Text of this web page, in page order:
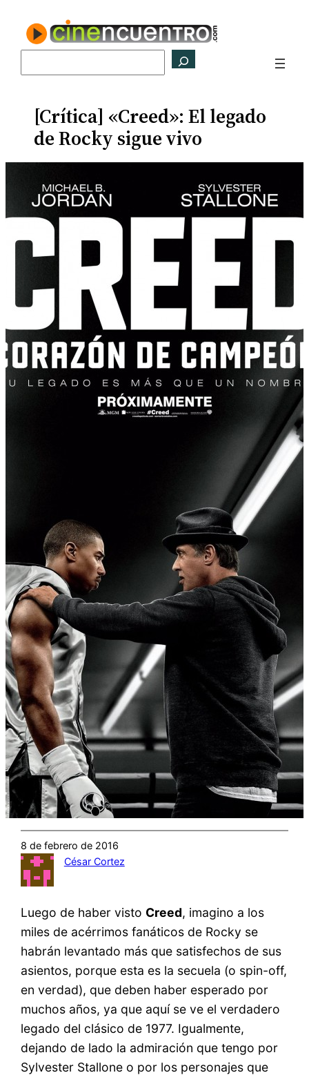
contenido
[Crítica] «Creed»: El legado
de Rocky sigue vivo
8 de febrero de 2016
César Cortez
Luego de haber visto Creed, imagino a los
miles de acérrimos fanáticos de Rocky se
habrán levantado más que satisfechos de sus
asientos, porque esta es la secuela (o spin-off,
en verdad), que deben haber esperado por
muchos años, ya que aquí se ve el verdadero
legado del clásico de 1977. Igualmente,
dejando de lado la admiración que tengo por
Sylvester Stallone o por los personajes que